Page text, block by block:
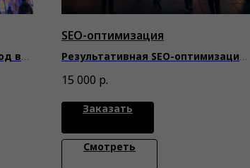
ва
SEO-оптимизация
Результативная SEO-оптимизация:
15 000 р.
Заказать
Смотреть